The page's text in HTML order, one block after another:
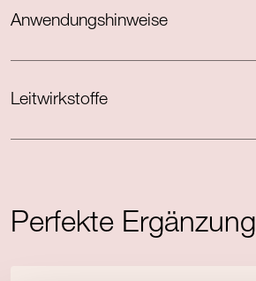
Anwendungshinweise
Leitwirkstoffe
Perfekte Ergänzung